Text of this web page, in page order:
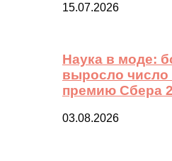
15.07.2026
Наука в моде:
выросло число
премию Сбера
03.08.2026